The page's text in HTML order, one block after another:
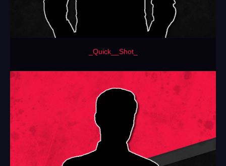
_Quick__Shot_